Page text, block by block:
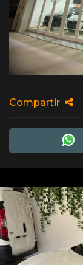
Compartir